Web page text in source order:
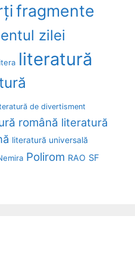
fragmente
zilei
literatură
de divertisment
română literatură
literatură universală
Polirom RAO SF